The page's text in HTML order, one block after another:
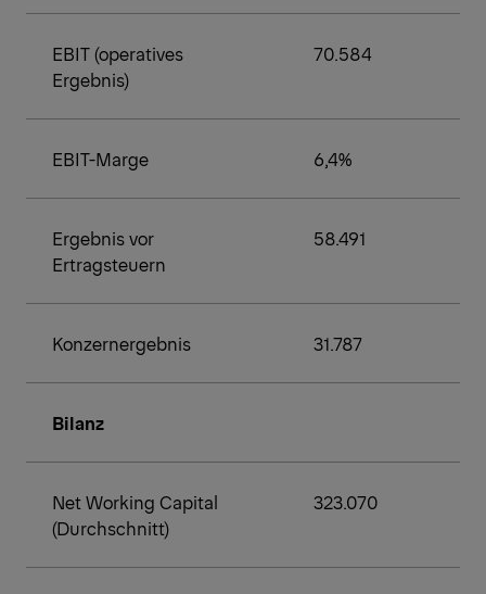
EBIT (operatives
Ergebnis)
70.584
EBIT-Marge 6,4%
Ergebnis vor
Ertragsteuern
58.491
Konzernergebnis 31.787
Bilanz
Net Working Capital
(Durchschnitt)
323.070